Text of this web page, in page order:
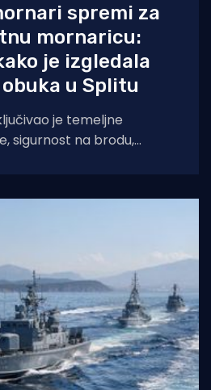
spremi za
mornaricu:
je izgledala
u Splitu
je temeljne
sigurnost na brodu,